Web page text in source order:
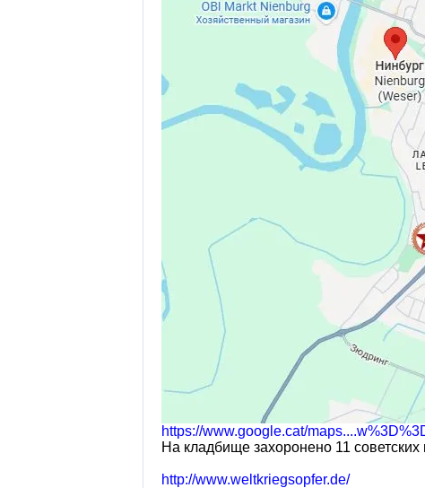
https://www.google.cat/
На кладбище захоронено 11
http://www.weltkriegsopfer.de/